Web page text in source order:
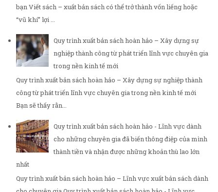
bạn Viết sách – xuất bản sách có thể trở thành vốn liếng hoặc
“vũ khí” lợi ...
Quy trình xuất bản sách hoàn hảo – Xây dựng sự
nghiệp thành công từ phát triển lĩnh vực chuyên gia
trong nền kinh tế mới
Quy trình xuất bản sách hoàn hảo – Xây dựng sự nghiệp thành
công từ phát triển lĩnh vực chuyên gia trong nền kinh tế mới
Bạn sẽ thấy rằn...
Quy trình xuất bản sách hoàn hảo - Lĩnh vực dành
cho những chuyên gia đã biến thông điệp của mình
thành tiền và nhận được những khoản thù lao lớn
nhất
Quy trình xuất bản sách hoàn hảo – Lĩnh vực xuất bản sách dành